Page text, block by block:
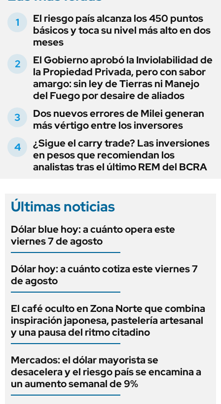
El riesgo país alcanza los 450 puntos
básicos y toca su nivel más alto en dos
meses
El Gobierno aprobó la Inviolabilidad de
la Propiedad Privada, pero con sabor
amargo: sin ley de Tierras ni Manejo
del Fuego por desaire de aliados
Dos nuevos errores de Milei generan
más vértigo entre los inversores
¿Sigue el carry trade? Las inversiones
en pesos que recomiendan los
analistas tras el último REM del BCRA
Últimas noticias
Dólar blue hoy: a cuánto opera este
viernes 7 de agosto
Dólar hoy: a cuánto cotiza este viernes 7
de agosto
El café oculto en Zona Norte que combina
inspiración japonesa, pastelería artesanal
y una pausa del ritmo citadino
Mercados: el dólar mayorista se
desacelera y el riesgo país se encamina a
un aumento semanal de 9%